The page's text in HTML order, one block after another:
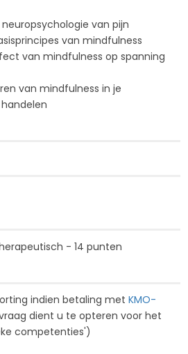
van pijn
van mindfulness
van mindfulness op spanning
van mindfulness in je
- 14 punten
indien betaling metKMO-
dient u te opteren voor het
competenties')